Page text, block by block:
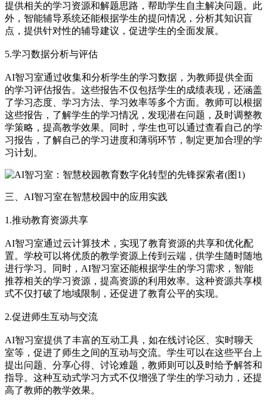
提供相关的学习资源和解题思路，帮助学生自主解决问题。此
外，智能辅导系统还能根据学生的提问情况，分析其知识盲
点，提供针对性的辅导建议，促进学生的全面发展。
5.学习数据分析与评估
AI智习室通过收集和分析学生的学习数据，为教师提供全面
的学习评估报告。这些报告不仅包括学生的成绩表现，还涵盖
了学习态度、学习方法、学习效率等多个方面。教师可以根据
这些报告，了解学生的学习情况，发现潜在问题，及时调整教
学策略，提高教学效果。同时，学生也可以通过查看自己的学
习报告，了解自己的学习进度和薄弱环节，制定更加合理的学
习计划。
三、AI智习室在智慧校园中的应用实践
1.推动教育资源共享
AI智习室通过云计算技术，实现了教育资源的共享和优化配
置。学校可以将优质的教学资源上传到云端，供学生随时随地
进行学习。同时，AI智习室还能根据学生的学习需求，智能
推荐相关的学习资源，提高资源的利用效率。这种资源共享模
式不仅打破了地域限制，还促进了教育公平的实现。
2.促进师生互动与交流
AI智习室提供了丰富的互动工具，如在线讨论区、实时聊天
室等，促进了师生之间的互动与交流。学生可以在这些平台上
提出问题、分享心得、讨论难题，教师则可以及时给予解答和
指导。这种互动式学习方式不仅增强了学生的学习动力，还提
高了教师的教学效果。